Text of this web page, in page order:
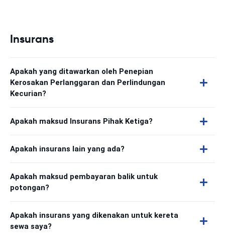
Insurans
Apakah yang ditawarkan oleh Penepian
Kerosakan Perlanggaran dan Perlindungan
Kecurian?
Apakah maksud Insurans Pihak Ketiga?
Apakah insurans lain yang ada?
Apakah maksud pembayaran balik untuk
potongan?
Apakah insurans yang dikenakan untuk kereta
sewa saya?